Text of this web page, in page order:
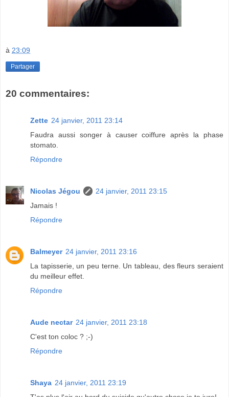
à 23:09
Partager
20 commentaires:
Zette 24 janvier, 2011 23:14
Faudra aussi songer à causer coiffure après la phase
stomato.
Répondre
Nicolas Jégou
24 janvier, 2011 23:15
Jamais !
Répondre
Balmeyer 24 janvier, 2011 23:16
La tapisserie, un peu terne. Un tableau, des fleurs seraient
du meilleur effet.
Répondre
Aude nectar 24 janvier, 2011 23:18
C'est ton coloc ? ;-)
Répondre
Shaya 24 janvier, 2011 23:19